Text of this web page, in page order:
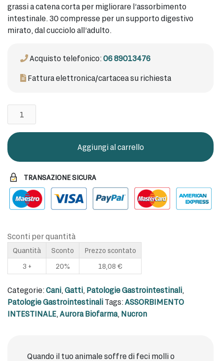
grassi a catena corta per migliorare l’assorbimento
intestinale. 30 compresse per un supporto digestivo
mirato, dal cucciolo all’adulto.
Acquisto telefonico:06 89013476
Fattura elettronica/cartacea su richiesta
Nucron
integratore
30
compresse
quantità
Aggiungi al carrello
TRANSAZIONE SICURA
Sconti per quantità
Quantità Sconto
Prezzo scontato
3 +
20% 18,08 €
Categorie:Cani, Gatti, Patologie Gastrointestinali,
Patologie Gastrointestinali Tags:ASSORBIMENTO
INTESTINALE, Aurora Biofarma, Nucron
Quando il tuo animale soffre di feci molli o